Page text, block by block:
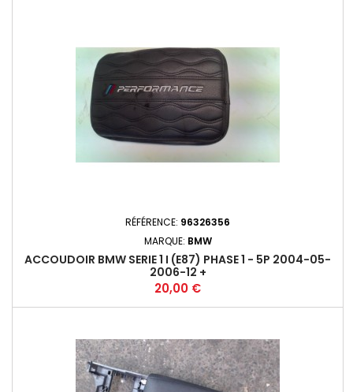
RÉFÉRENCE: 96326356
MARQUE: BMW
ACCOUDOIR BMW SERIE 1 I (E87) PHASE 1 - 5P 2004-05-
2006-12 +
Prix
20,00 €